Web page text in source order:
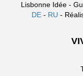
Lisbonne Idée -
DE- RU -